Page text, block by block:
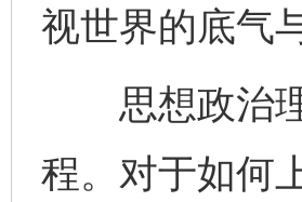
视世界的底气
思想政治理
程。对于如何